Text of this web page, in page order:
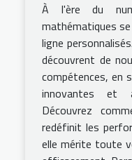
À l'ère du
mathématiques
ligne
découvrent de
compétences, en
innovantes et
Découvrez
redéfinit les
elle mérite toute